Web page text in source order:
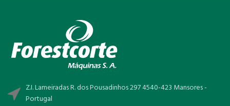
Z.I. Lameiradas R. dos Pousadinhos 297 4540-423 Mansores -
Portugal